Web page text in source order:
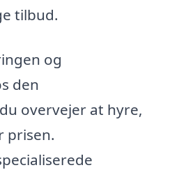
tilbud.
og
den
overvejer at hyre,
prisen.